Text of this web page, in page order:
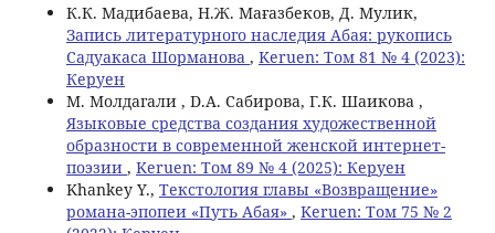
К.К. Мадибаева, Н.Ж. Мағазбеков, Д. Мулик,
Запись литературного наследия Абая: рукопись
Садуакаса Шорманова , Keruen: Том 81 № 4 (2023):
Керуен
М. Молдагали , D.А. Сабирова, Г.К. Шаикова ,
Языковые средства создания художественной
образности в современной женской интернет-
поэзии , Keruen: Том 89 № 4 (2025): Керуен
Khankey Y., Текстология главы «Возвращение»
романа-эпопеи «Путь Абая» , Keruen: Том 75 № 2